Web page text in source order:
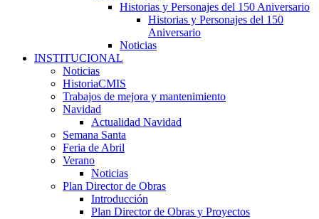
Historias y Personajes del 150 Aniversario
Historias y Personajes del 150
Aniversario
Noticias
INSTITUCIONAL
Noticias
HistoriaCMIS
Trabajos de mejora y mantenimiento
Navidad
Actualidad Navidad
Semana Santa
Feria de Abril
Verano
Noticias
Plan Director de Obras
Introducción
Plan Director de Obras y Proyectos